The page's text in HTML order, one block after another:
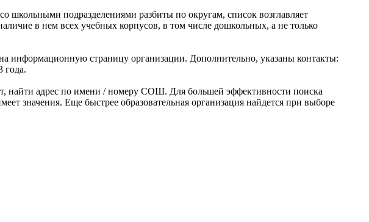
школьными подразделениями разбиты по округам, список возглавляет
в нем всех учебных корпусов, в том числе дошкольных, а не только
информационную страницу организации. Дополнительно, указаны контакты:
года.
найти адрес по имени / номеру СОШ. Для большей эффективности поиска
значения. Еще быстрее образовательная организация найдется при выборе